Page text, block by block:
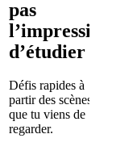
pas
l’impression
d’étudier
Défis rapides à
partir des scènes
que tu viens de
regarder.